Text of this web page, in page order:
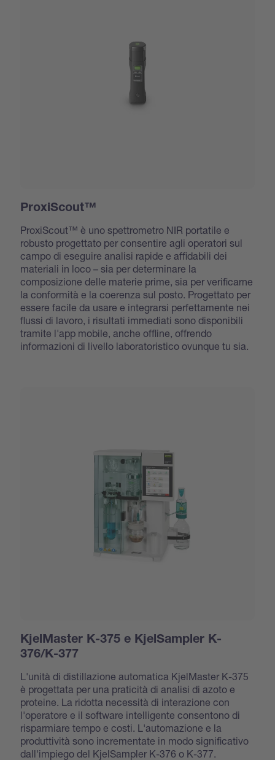
ProxiScout™
ProxiScout™ è uno spettrometro NIR portatile e
robusto progettato per consentire agli operatori sul
campo di eseguire analisi rapide e affidabili dei
materiali in loco – sia per determinare la
composizione delle materie prime, sia per verificarne
la conformità e la coerenza sul posto. Progettato per
essere facile da usare e integrarsi perfettamente nei
flussi di lavoro, i risultati immediati sono disponibili
tramite l'app mobile, anche offline, offrendo
informazioni di livello laboratoristico ovunque tu sia.
KjelMaster K-375 e KjelSampler K-
376/K-377
L'unità di distillazione automatica KjelMaster K-375
è progettata per una praticità di analisi di azoto e
proteine. La ridotta necessità di interazione con
l'operatore e il software intelligente consentono di
risparmiare tempo e costi. L'automazione e la
produttività sono incrementate in modo significativo
dall'impiego del KjelSampler K-376 o K-377.